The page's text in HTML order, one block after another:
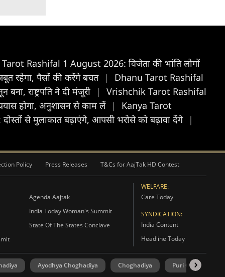
Rashifal 1 August 2026: विजेता की भांति लोगों
रहेगा, पैसों की करेंगे बचत |
Dhanu Tarot Rashifal
राष्ट्रपति ने दी मंजूरी |
Vrishchik Tarot Rashifal
होगा, अनुशासन से काम लें |
Kanya Tarot
से मुलाकात बढ़ाएंगे, आपसी भरोसे को बढ़ावा देंगे |
Policy Press Releases T&Cs for AajTak HD Contest
Agenda Aajtak
India Today Woman's Summit
State Of The States Conclave
WELFARE:
Care Today
SYNDICATION:
India Content
Headline Today
Ayodhya Choghadiya Choghadiya Puri Choghadiya